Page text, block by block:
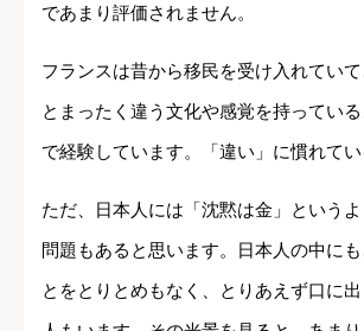
であまり評価されません。
フランスは昔から移民を受け入れてい
とまったく違う文化や感覚を持ってい
で経験しています。「違い」に慣れてい
ただ、日本人には「沈黙は金」という
問題もあると思います。日本人の中に
とをとりとめもなく、とりあえず口に